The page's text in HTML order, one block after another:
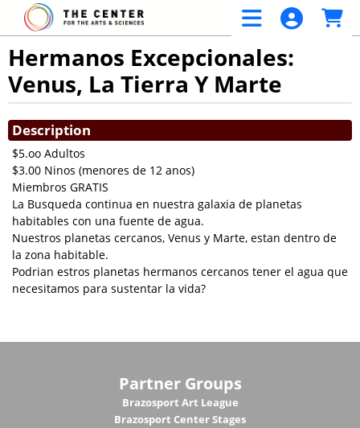
Skip to Main
Skip to Navigation
Hermanos Excepcionales:
Venus, La Tierra Y Marte
Description
$5.oo Adultos
$3.00 Ninos (menores de 12 anos)
Miembros GRATIS
La Busqueda continua en nuestra galaxia de planetas
habitables con una fuente de agua.
Nuestros planetas cercanos, Venus y Marte, estan dentro de
la zona habitable.
Podrian estros planetas hermanos cercanos tener el agua que
necesitamos para sustentar la vida?
Partner Groups
Brazosport Art League
Brazosport Center Stages